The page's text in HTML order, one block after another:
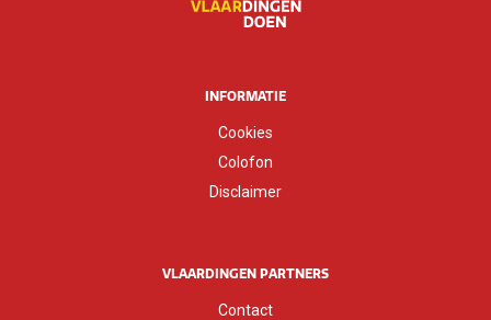
INFORMATIE
Cookies
Colofon
Disclaimer
VLAARDINGEN PARTNERS
Contact